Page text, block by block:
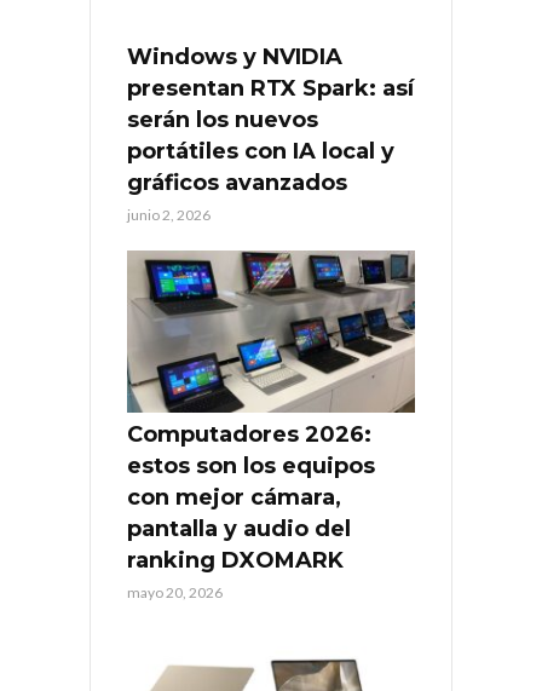
Windows y NVIDIA
presentan RTX Spark: así
serán los nuevos
portátiles con IA local y
gráficos avanzados
junio 2, 2026
Computadores 2026:
estos son los equipos
con mejor cámara,
pantalla y audio del
ranking DXOMARK
mayo 20, 2026